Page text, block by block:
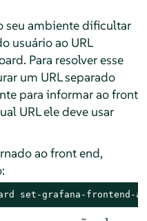
seu ambiente dificultar
usuário ao URL
Para resolver esse
um URL separado
para informar ao front
URL ele deve usar
ao front end,
set-grafana-